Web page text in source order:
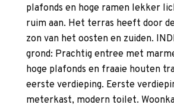
plafonds en hoge ramen lekker
ruim aan. Het terras heeft door
zon van het oosten en zuiden.
grond: Prachtig entree met
hoge plafonds en fraaie houten
eerste verdieping. Eerste
meterkast, modern toilet.